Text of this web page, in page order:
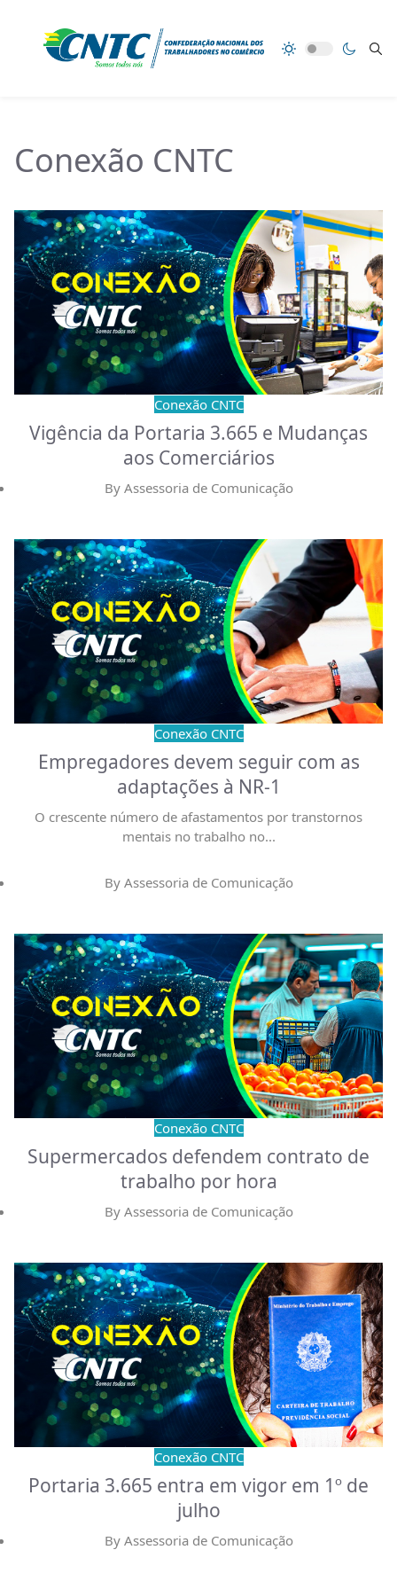
Conexão CNTC
Conexão CNTC
Vigência da Portaria 3.665 e Mudanças
aos Comerciários
By Assessoria de Comunicação
Conexão CNTC
Empregadores devem seguir com as
adaptações à NR-1
O crescente número de afastamentos por transtornos
mentais no trabalho no...
By Assessoria de Comunicação
Conexão CNTC
Supermercados defendem contrato de
trabalho por hora
By Assessoria de Comunicação
Conexão CNTC
Portaria 3.665 entra em vigor em 1º de
julho
By Assessoria de Comunicação